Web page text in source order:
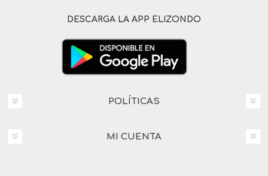
DESCARGA LA APP ELIZONDO
POLÍTICAS
MI CUENTA